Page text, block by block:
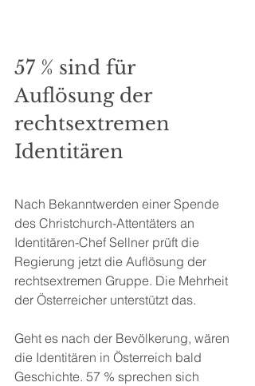
57 % sind für
Auflösung der
rechtsextremen
Identitären
Nach Bekanntwerden einer Spende
des Christchurch-Attentäters an
Identitären-Chef Sellner prüft die
Regierung jetzt die Auflösung der
rechtsextremen Gruppe. Die Mehrheit
der Österreicher unterstützt das.
Geht es nach der Bevölkerung, wären
die Identitären in Österreich bald
Geschichte. 57 % sprechen sich